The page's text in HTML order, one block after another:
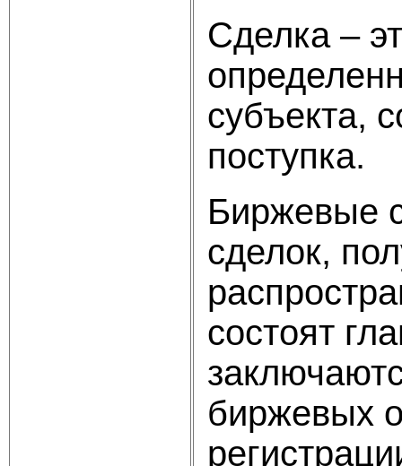
Сделка –
субъекта,
поступка.
Биржевые
сделок,
состоят
биржевых